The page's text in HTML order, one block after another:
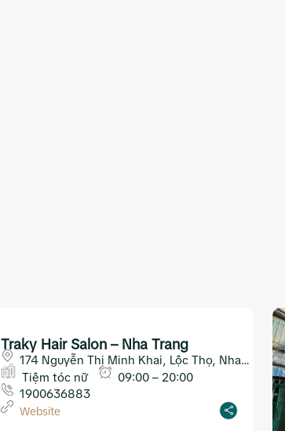
Traky Hair Salon – Nha Trang
174 Nguyễn Thị Minh Khai, Lộc Thọ, Nha
Trang
Tiệm tóc nữ
09:00 – 20:00
1900636883
Website